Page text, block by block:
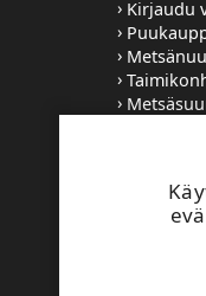
Kirjaudu